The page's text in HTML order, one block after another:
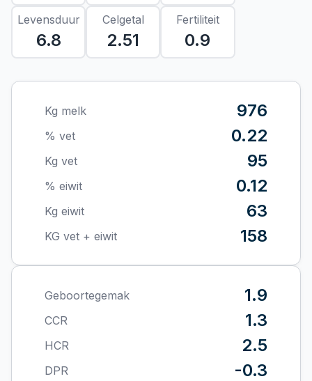
Levensduur
6.8
Celgetal
2.51
Fertiliteit
0.9
Kg melk 976
% vet 0.22
Kg vet 95
% eiwit 0.12
Kg eiwit 63
KG vet + eiwit 158
Geboortegemak 1.9
CCR 1.3
HCR 2.5
DPR -0.3